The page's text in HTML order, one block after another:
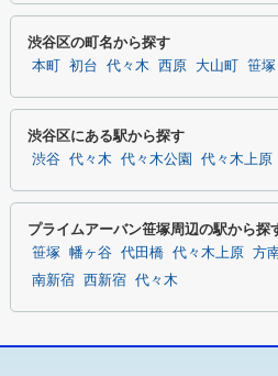
渋谷区の町名から探す
本町 初台 代々木 西原 大山町 笹塚
渋谷区にある駅から探す
渋谷 代々木 代々木公園 代々木上原
プライムアーバン笹塚周辺の駅から探
笹塚 幡ヶ谷 代田橋 代々木上原 方
南新宿
西新宿 代々木